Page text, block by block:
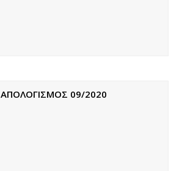
ΑΠΟΛΟΓΙΣΜΟΣ 09/2020